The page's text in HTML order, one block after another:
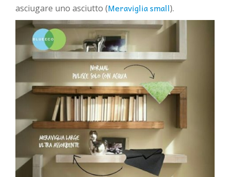
asciugare uno asciutto (Meraviglia small).